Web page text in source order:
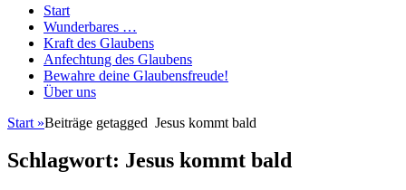
Zum
Inhalt
springen
Start
Wunderbares …
Kraft des Glaubens
Anfechtung des Glaubens
Bewahre deine Glaubensfreude!
Über uns
Start »Beiträge getagged Jesus kommt bald
Schlagwort: Jesus kommt bald